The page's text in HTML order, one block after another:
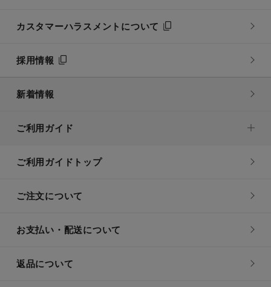
カスタマーハラスメントについて
採用情報
新着情報
ご利用ガイド
ご利用ガイドトップ
ご注文について
お支払い・配送について
返品について